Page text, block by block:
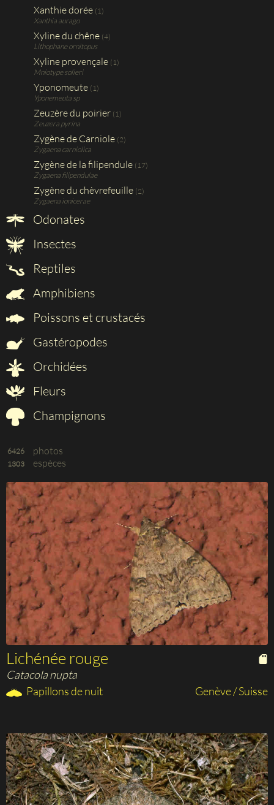
Xanthie dorée (1)
Xanthia aurago
Xyline du chêne (4)
Lithophane ornitopus
Xyline provençale (1)
Mniotype solieri
Yponomeute (1)
Yponemeuta sp
Zeuzère du poirier (1)
Zeuzera pyrina
Zygène de Carniole (2)
Zygaena carniolica
Zygène de la filipendule (17)
Zygaena filipendulae
Zygène du chèvrefeuille (2)
Zygaena ionicerae
Odonates
Insectes
Reptiles
Amphibiens
Poissons et crustacés
Gastéropodes
Orchidées
Fleurs
Champignons
6426 photos
1303 espèces
Lichénée rouge
Catacola nupta
Papillons de nuit
Genève / Suisse